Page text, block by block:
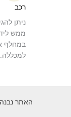
רכב
במחלף
למכללה.
האתר נבנה